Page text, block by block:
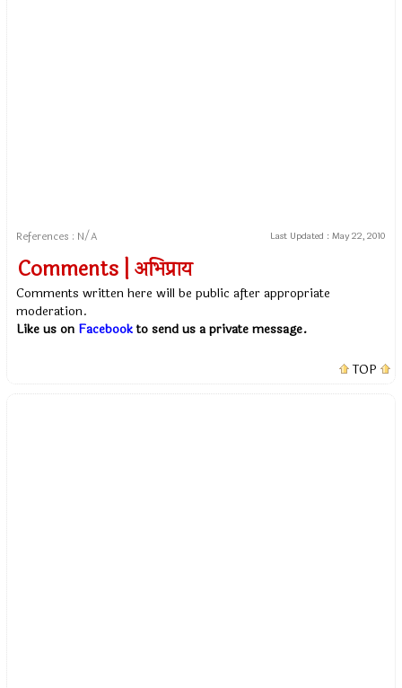
References : N/A Last Updated : May 22, 2010
Comments | अभिप्राय
Comments written here will be public after appropriate
moderation.
Like us on Facebookto send us a private message.
TOP